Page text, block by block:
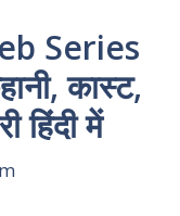
Series
कास्ट,
हिंदी में